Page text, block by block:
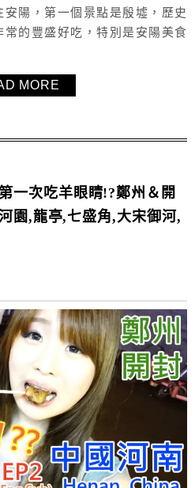
陽，第一個景點是殷墟，歷史
的豐盛好吃，特別是安陽美食
花谷的部分我們坐車省略過去
望台，還去了刺激又壯觀的天空
MORE
一次吃羊眼睛!?鄭州＆開
園,龍亭,七盛角,大宋御河,